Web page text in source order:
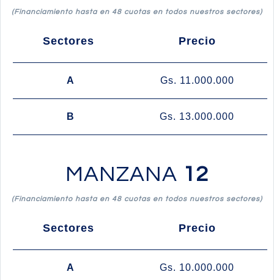
(Financiamiento hasta en 48 cuotas en todos nuestros sectores)
Sectores Precio
A Gs. 11.000.000
B Gs. 13.000.000
MANZANA 12
(Financiamiento hasta en 48 cuotas en todos nuestros sectores)
Sectores Precio
A Gs. 10.000.000